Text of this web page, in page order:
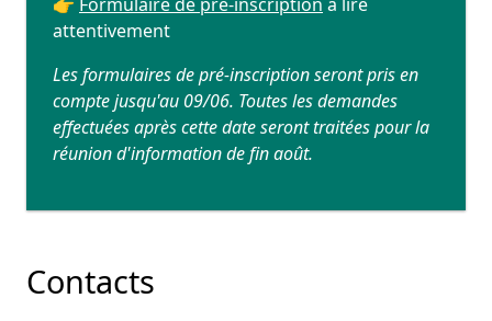
attentivement
Les formulaires de pré-inscription seront pris en
compte jusqu'au 09/06. Toutes les demandes
effectuées après cette date seront traitées pour la
réunion d'information de fin août.
Contacts